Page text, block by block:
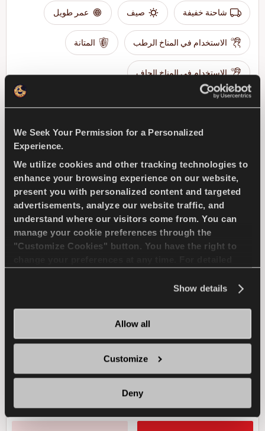
We Seek Your Permission for a Personalized
Experience.
We utilize cookies and other tracking technologies to
enhance your browsing experience on our website,
present you with personalized content and targeted
advertisements, analyze our website traffic, and
understand where our visitors come from. You can
manage your cookie preferences through the
"Customize Cookies" button. You have the right to
Show details
Allow all
Customize
Deny
شاحنة خفيفة صيف عمر طويل
الاستخدام في المناخ الرطب المتانة
الاستخدام في المناخ الجاف
الكبح في المناخ الجاف
تعرف على المزيد
COMPETUS A/T3
يتحدي كافة الأحوال-الأمان والتماسك لسيارتك الدفع
الرباعي 4×4
القيادة على جميع التضاريس
الكبح في المناخ الرطب